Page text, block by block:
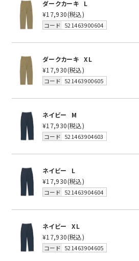
ダークカーキ
L
¥17,930(税込)
コード 521463900604
ダークカーキ
XL
¥17,930(税込)
コード 521463900605
ネイビー
M
¥17,930(税込)
コード 521463904603
ネイビー
L
¥17,930(税込)
コード 521463904604
ネイビー
XL
¥17,930(税込)
コード 521463904605